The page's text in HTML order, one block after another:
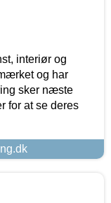
interiør og
og har
sker næste
for at se deres